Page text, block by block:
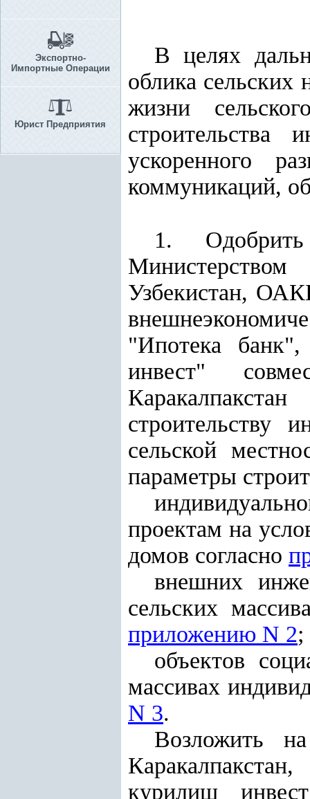
Экспортно-
Импортные Операции
Юрист Предприятия
В целях
облика сельских
жизни
строительства
ускоренного
коммуникаций,
1. Одобрить
Узбекистан,
"Ипотека
инвест"
строительству
сельской
параметры
проектам на
домов согласно
внешних
сельских
приложению N 2;
объектов
массивах
N 3.
Возложить
курилиш